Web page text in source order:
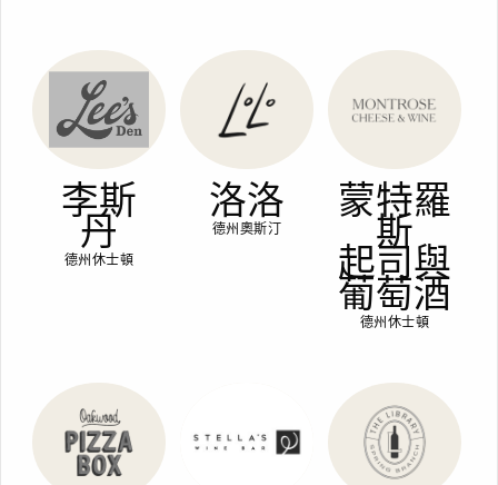
李斯
丹
德州休士頓
洛洛
德州奧斯汀
蒙特羅
斯
起司與
葡萄酒
德州休士頓